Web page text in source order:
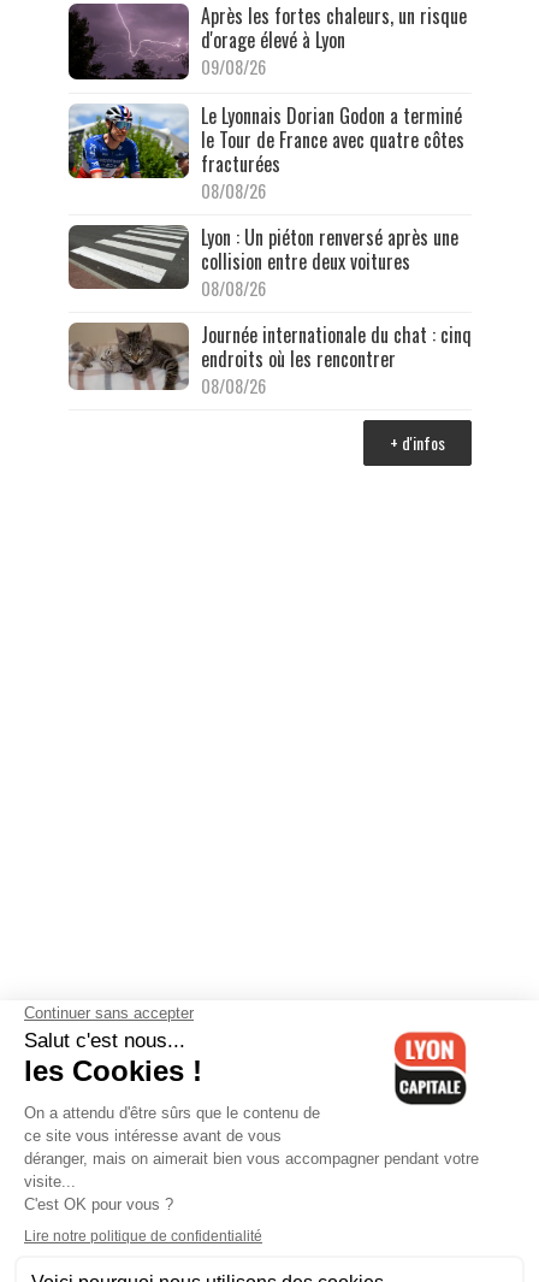
Après les fortes chaleurs, un risque
d'orage élevé à Lyon
09/08/26
Le Lyonnais Dorian Godon a terminé
le Tour de France avec quatre côtes
fracturées
08/08/26
Lyon : Un piéton renversé après une
collision entre deux voitures
08/08/26
Journée internationale du chat : cinq
endroits où les rencontrer
08/08/26
+ d'infos